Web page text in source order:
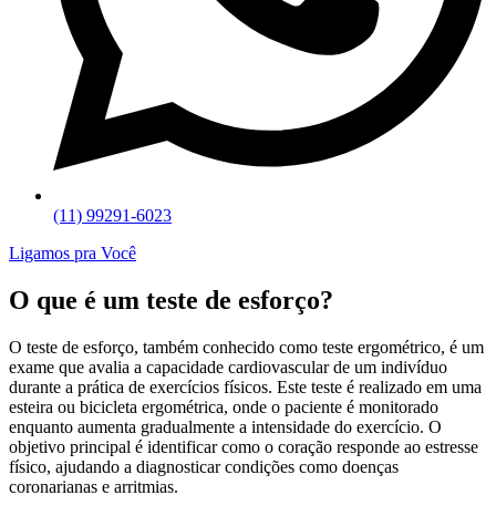
(11) 99291-6023
Ligamos pra Você
O que é um teste de esforço?
O teste de esforço, também conhecido como teste ergométrico, é um
exame que avalia a capacidade cardiovascular de um indivíduo
durante a prática de exercícios físicos. Este teste é realizado em uma
esteira ou bicicleta ergométrica, onde o paciente é monitorado
enquanto aumenta gradualmente a intensidade do exercício. O
objetivo principal é identificar como o coração responde ao estresse
físico, ajudando a diagnosticar condições como doenças
coronarianas e arritmias.